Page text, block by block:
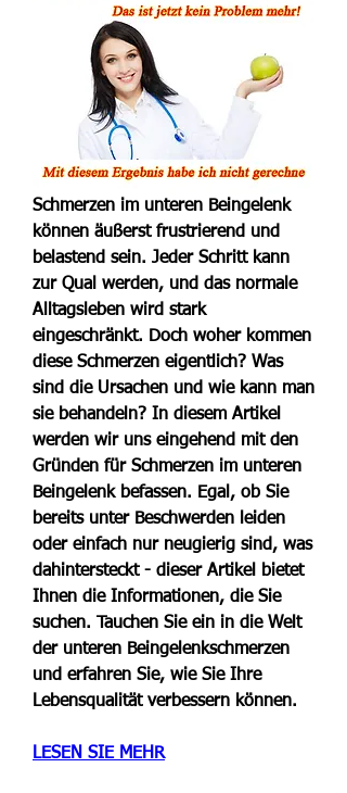
Schmerzen im unteren Beingelenk
können äußerst frustrierend und
belastend sein. Jeder Schritt kann
zur Qual werden, und das normale
Alltagsleben wird stark
eingeschränkt. Doch woher kommen
diese Schmerzen eigentlich? Was
sind die Ursachen und wie kann man
sie behandeln? In diesem Artikel
werden wir uns eingehend mit den
Gründen für Schmerzen im unteren
Beingelenk befassen. Egal, ob Sie
bereits unter Beschwerden leiden
oder einfach nur neugierig sind, was
dahintersteckt - dieser Artikel bietet
Ihnen die Informationen, die Sie
suchen. Tauchen Sie ein in die Welt
der unteren Beingelenkschmerzen
und erfahren Sie, wie Sie Ihre
Lebensqualität verbessern können.
LESEN SIE MEHR